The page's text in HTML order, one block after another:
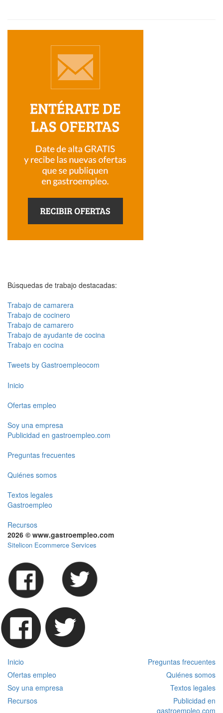
Búsquedas de trabajo destacadas:
Trabajo de camarera
Trabajo de cocinero
Trabajo de camarero
Trabajo de ayudante de cocina
Trabajo en cocina
Tweets by Gastroempleocom
Inicio
Ofertas empleo
Soy una empresa
Publicidad en gastroempleo.com
Preguntas frecuentes
Quiénes somos
Textos legales
Gastroempleo
Recursos
2026 © www.gastroempleo.com
Sitelicon Ecommerce Services
Inicio
Preguntas frecuentes
Ofertas empleo
Quiénes somos
Soy una empresa
Textos legales
Recursos
Publicidad en
gastroempleo.com